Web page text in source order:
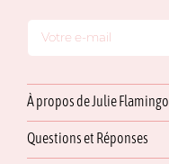
À propos de Julie Flamingo
Questions et Réponses